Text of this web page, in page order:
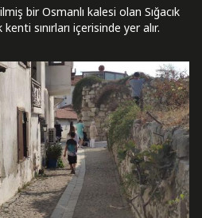
bir Osmanlı kalesi olan Sığacık
sınırları içerisinde yer alır.